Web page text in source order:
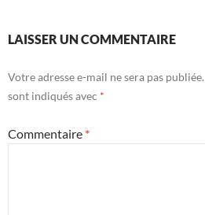
LAISSER UN COMMENTAIRE
Votre adresse e-mail ne sera pas publiée.
sont indiqués avec *
Commentaire *